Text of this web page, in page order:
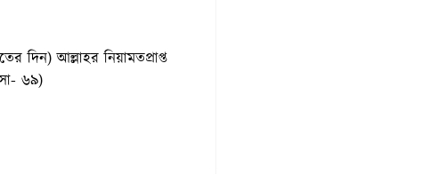
দিন) আল্লাহর নিয়ামতপ্রাপ্ত
৬৯)